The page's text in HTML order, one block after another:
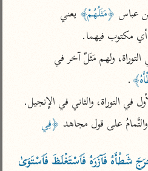
عطية
لأبي
حيان
للواحدي
السعود
للزمخشري
آثار
موسوعة التفسير
المأثور
تفسير ابن أبي حاتم
تفسير مقاتل
تفسير قتادة
عباس ﴿مَثَلُهُمْ﴾ يعني
أي مكتوب فيهما.
ولهم مَثَلٌ آخر في
.
التوراة، والثاني في الإِنجيل.
على قول مجاهد